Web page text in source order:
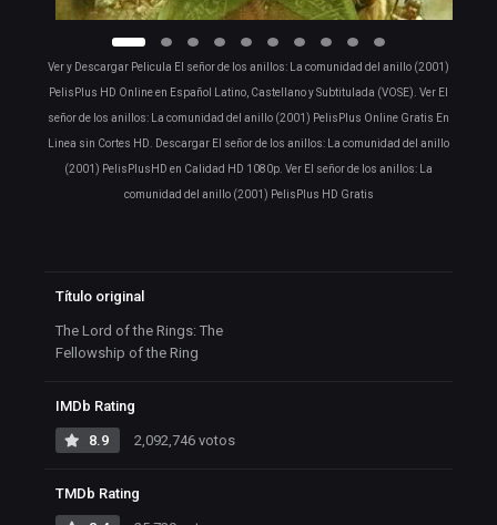
Ver y Descargar Pelicula El señor de los anillos: La comunidad del anillo (2001)
PelisPlus HD Online en Español Latino, Castellano y Subtitulada (VOSE). Ver El
señor de los anillos: La comunidad del anillo (2001) PelisPlus Online Gratis En
Linea sin Cortes HD. Descargar El señor de los anillos: La comunidad del anillo
(2001) PelisPlusHD en Calidad HD 1080p. Ver El señor de los anillos: La
comunidad del anillo (2001) PelisPlus HD Gratis
Título original
The Lord of the Rings: The
Fellowship of the Ring
IMDb Rating
8.9 2,092,746 votos
TMDb Rating